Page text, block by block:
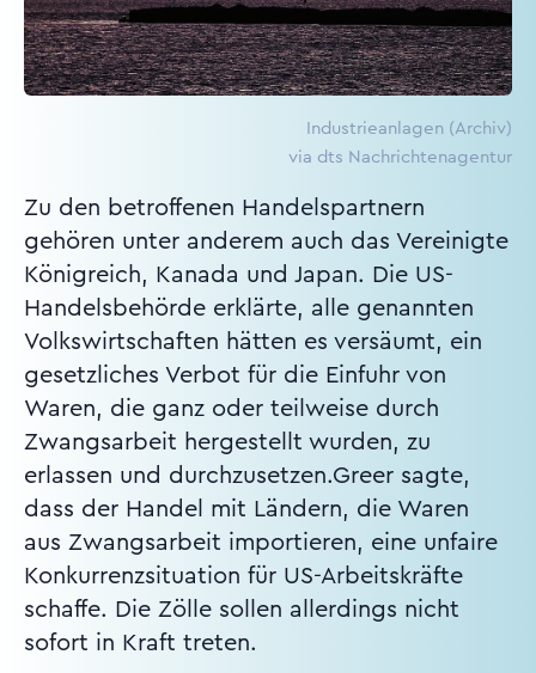
Industrieanlagen (Archiv)
via dts Nachrichtenagentur
Zu den betroffenen Handelspartnern
gehören unter anderem auch das Vereinigte
Königreich, Kanada und Japan. Die US-
Handelsbehörde erklärte, alle genannten
Volkswirtschaften hätten es versäumt, ein
gesetzliches Verbot für die Einfuhr von
Waren, die ganz oder teilweise durch
Zwangsarbeit hergestellt wurden, zu
erlassen und durchzusetzen.Greer sagte,
dass der Handel mit Ländern, die Waren
aus Zwangsarbeit importieren, eine unfaire
Konkurrenzsituation für US-Arbeitskräfte
schaffe. Die Zölle sollen allerdings nicht
sofort in Kraft treten.